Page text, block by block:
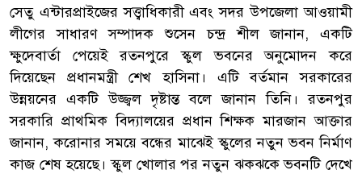
সেতু এন্টারপ্রাইজের সত্ত্বাধিকারী এবং সদর উপজেলা আওয়ামী
লীগের সাধারণ সম্পাদক শুসেন চন্দ্র শীল জানান, একটি
ক্ষুদেবার্তা পেয়েই রতনপুরে স্কুল ভবনের অনুমোদন করে
দিয়েছেন প্রধানমন্ত্রী শেখ হাসিনা। এটি বর্তমান সরকারের
উন্নয়নের একটি উজ্জ্বল দৃষ্টান্ত বলে জানান তিনি। রতনপুর
সরকারি প্রাথমিক বিদ্যালয়ের প্রধান শিক্ষক মারজান আক্তার
জানান, করোনার সময়ে বন্ধের মাঝেই স্কুলের নতুন ভবন নির্মাণ
কাজ শেষ হয়েছে। স্কুল খোলার পর নতুন ঝকঝকে ভবনটি দেখে